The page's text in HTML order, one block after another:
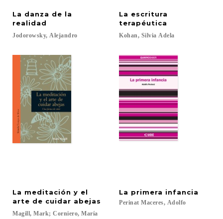
La danza de la
realidad
Jodorowsky, Alejandro
La escritura
terapéutica
Kohan, Silvia Adela
La meditación y el
arte de cuidar abejas
Magill, Mark; Corniero, María
La primera infancia
Perinat Maceres, Adolfo